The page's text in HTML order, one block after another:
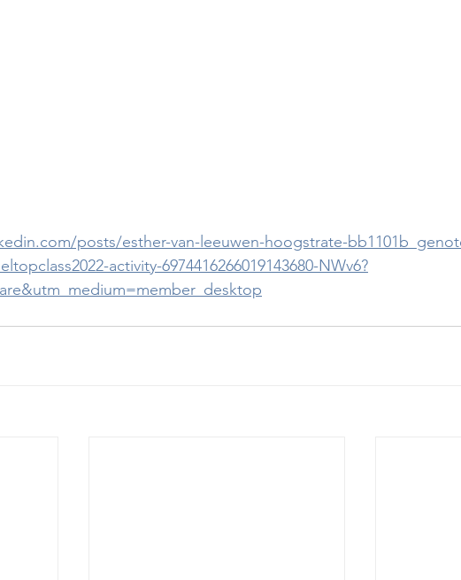
posts/esther-van-leeuwen-hoogstrate-
activity-6974416266019143680-NWv6?